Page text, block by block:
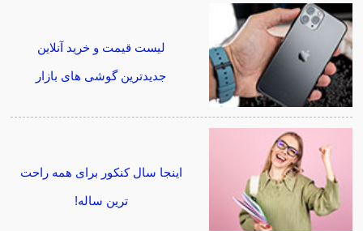
لیست قیمت و خرید آنلاین
جدیدترین گوشی های بازار
اینجا سال کنکور برای همه راحت
ترین ساله!